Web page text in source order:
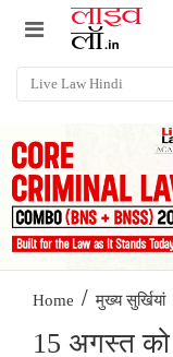
Home / मुख्य सुर्खियां
15 अगस्त को